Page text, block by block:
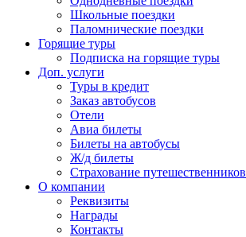
Школьные поездки
Паломнические поездки
Горящие туры
Подписка на горящие туры
Доп. услуги
Туры в кредит
Заказ автобусов
Отели
Авиа билеты
Билеты на автобусы
Ж/д билеты
Страхование путешественников
О компании
Реквизиты
Награды
Контакты